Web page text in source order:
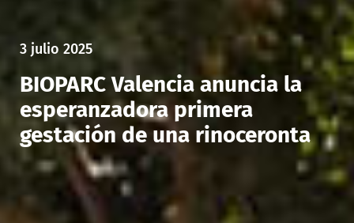
3 julio 2025
BIOPARC Valencia anuncia la
esperanzadora primera
gestación de una rinoceronta